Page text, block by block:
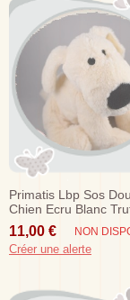
Primatis Lbp Sos
Chien Ecru Blanc
11,00 € NON
Créer une alerte